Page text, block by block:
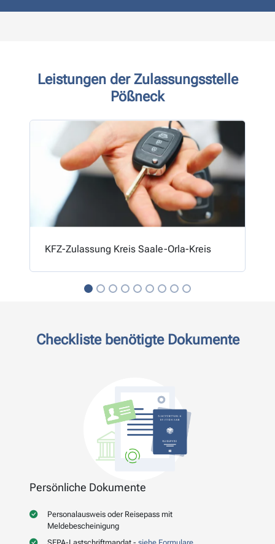
Leistungen der Zulassungsstelle
Pößneck
KFZ-Zulassung Kreis Saale-Orla-Kreis
Checkliste benötigte Dokumente
Persönliche Dokumente
Personalausweis oder Reisepass mit
Meldebescheinigung